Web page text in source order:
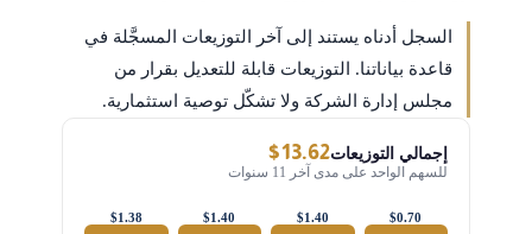
السجل أدناه يستند إلى آخر التوزيعات المسجَّلة في
قاعدة بياناتنا. التوزيعات قابلة للتعديل بقرار من
مجلس إدارة الشركة ولا تشكّل توصية استثمارية.
إجمالي التوزيعات$13.62
للسهم الواحد على مدى آخر 11 سنوات
$0.70
$1.40
$1.40
$1.38